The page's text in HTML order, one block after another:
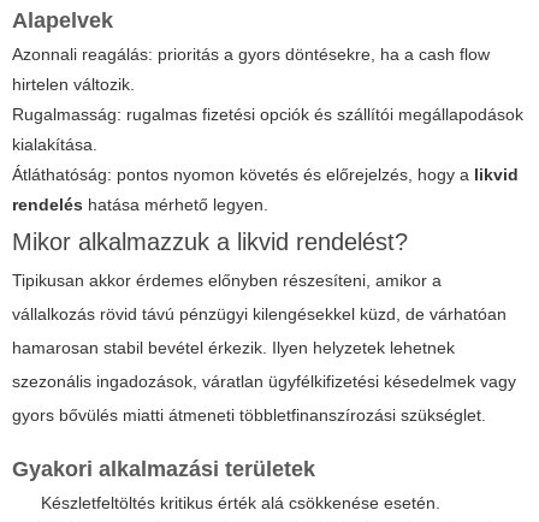
Alapelvek
Azonnali reagálás: prioritás a gyors döntésekre, ha a cash flow
hirtelen változik.
Rugalmasság: rugalmas fizetési opciók és szállítói megállapodások
kialakítása.
Átláthatóság: pontos nyomon követés és előrejelzés, hogy a likvid
rendelés hatása mérhető legyen.
Mikor alkalmazzuk a likvid rendelést?
Tipikusan akkor érdemes előnyben részesíteni, amikor a
vállalkozás rövid távú pénzügyi kilengésekkel küzd, de várhatóan
hamarosan stabil bevétel érkezik. Ilyen helyzetek lehetnek
szezonális ingadozások, váratlan ügyfélkifizetési késedelmek vagy
gyors bővülés miatti átmeneti többletfinanszírozási szükséglet.
Gyakori alkalmazási területek
Készletfeltöltés kritikus érték alá csökkenése esetén.